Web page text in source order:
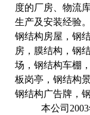
度的厂房、物流
生产及安装经验
钢结构房屋，钢
房，膜结构，钢
场，钢结构车棚
板岗亭，钢结构
钢结构广告牌，
本公司2003年